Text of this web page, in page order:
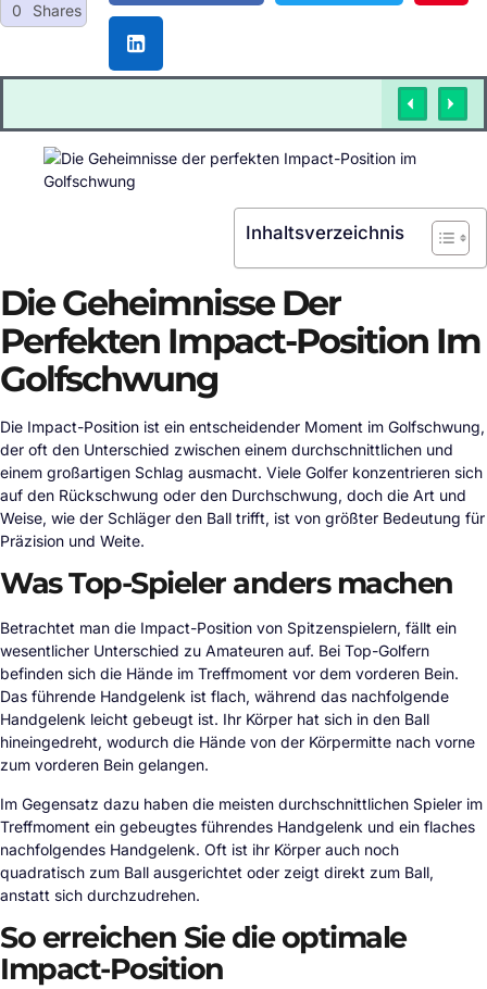
0 Shares
Inhaltsverzeichnis
Die Geheimnisse Der
Perfekten Impact-Position Im
Golfschwung
Die Impact-Position ist ein entscheidender Moment im Golfschwung,
der oft den Unterschied zwischen einem durchschnittlichen und
einem großartigen Schlag ausmacht. Viele Golfer konzentrieren sich
auf den Rückschwung oder den Durchschwung, doch die Art und
Weise, wie der Schläger den Ball trifft, ist von größter Bedeutung für
Präzision und Weite.
Was Top-Spieler anders machen
Betrachtet man die Impact-Position von Spitzenspielern, fällt ein
wesentlicher Unterschied zu Amateuren auf. Bei Top-Golfern
befinden sich die Hände im Treffmoment vor dem vorderen Bein.
Das führende Handgelenk ist flach, während das nachfolgende
Handgelenk leicht gebeugt ist. Ihr Körper hat sich in den Ball
hineingedreht, wodurch die Hände von der Körpermitte nach vorne
zum vorderen Bein gelangen.
Im Gegensatz dazu haben die meisten durchschnittlichen Spieler im
Treffmoment ein gebeugtes führendes Handgelenk und ein flaches
nachfolgendes Handgelenk. Oft ist ihr Körper auch noch
quadratisch zum Ball ausgerichtet oder zeigt direkt zum Ball,
anstatt sich durchzudrehen.
So erreichen Sie die optimale
Impact-Position